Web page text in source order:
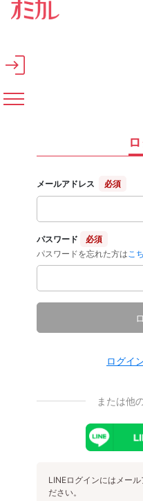
メインコンテンツへスキップ
メールアドレス 必須
パスワード
必須
パスワードを忘れた方は こ
ログイ
または他
LINEログインにはメー
ださい。